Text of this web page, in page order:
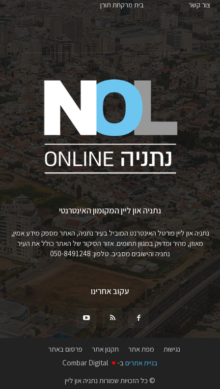
צור קשר
בית מרקחת תורן
נתניה און ליין המקומון האינטרנטי
נתניה און ליין פורטל האינטרנט המוביל בעיר נתניה, האתר מספק מידע אמין,
מאוזן, מהיר ומדויק במגוון תחומים. אזור הסיקור של האתר כולל את העיר
נתניה והישובים מסביב. טלפון: 050-8491248
עקוב אחרינו
נגישות מפת אתר תקנון אתר
פרסום באתר
בניית אתרים ב- ♥
© כל הזכויות שמורות נתניה און ליין